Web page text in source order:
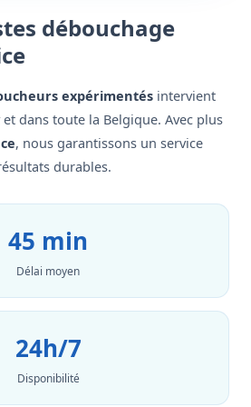
débouchage
expérimentés intervient
dans toute la Belgique. Avec plus
, nous garantissons un service
durables.
45 min
Délai moyen
24h/7
Disponibilité